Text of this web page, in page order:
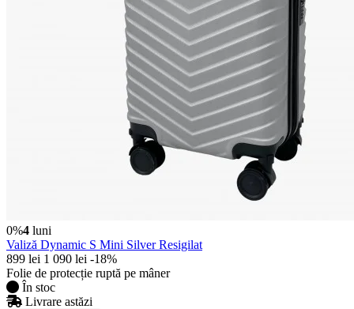
0%4 luni
Valiză Dynamic S Mini Silver Resigilat
899 lei 1 090 lei -18%
Folie de protecție ruptă pe mâner
În stoc
Livrare astăzi